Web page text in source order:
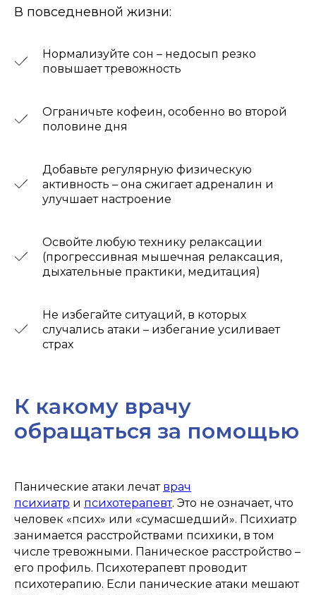
В повседневной жизни:
Нормализуйте сон – недосып резко
повышает тревожность
Ограничьте кофеин, особенно во второй
половине дня
Добавьте регулярную физическую
активность – она сжигает адреналин и
улучшает настроение
Освойте любую технику релаксации
(прогрессивная мышечная релаксация,
дыхательные практики, медитация)
Не избегайте ситуаций, в которых
случались атаки – избегание усиливает
страх
К какому врачу
обращаться за помощью
Панические атаки лечат врач
психиатр и психотерапевт. Это не означает, что
человек «псих» или «сумасшедший». Психиатр
занимается расстройствами психики, в том
числе тревожными. Паническое расстройство –
его профиль. Психотерапевт проводит
психотерапию. Если панические атаки мешают